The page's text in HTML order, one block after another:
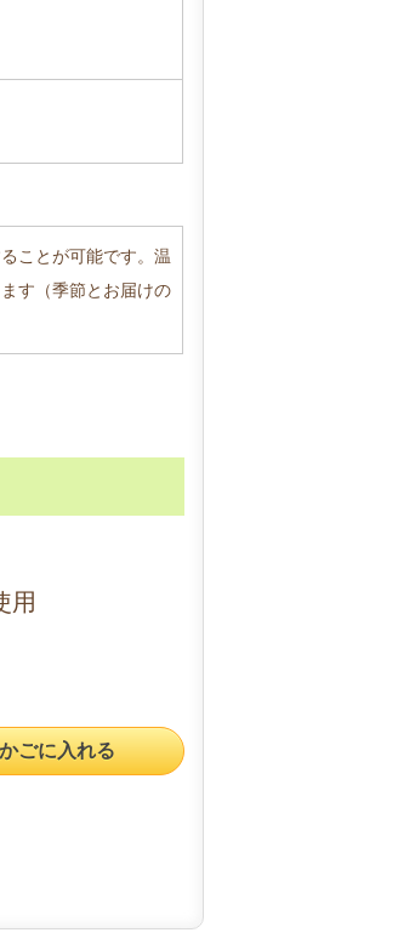
ことが可能です。温
す（季節とお届けの
用
ごに入れる